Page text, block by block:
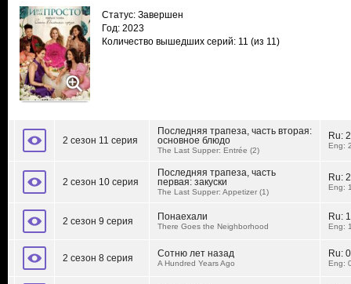
Статус: Завершен
Год: 2023
Количество вышедших серий: 11 (из 11)
2 сезон 11 серия
Последняя трапеза, часть вторая:
основное блюдо
The Last Supper: Entrée (2)
Ru:
Eng:
2 сезон 10 серия
Последняя трапеза, часть
первая: закуски
The Last Supper: Appetizer (1)
Ru:
Eng:
2 сезон 9 серия Понаехали
There Goes the Neighborhood
Ru:
Eng:
2 сезон 8 серия Сотню лет назад
A Hundred Years Ago
Ru:
Eng: